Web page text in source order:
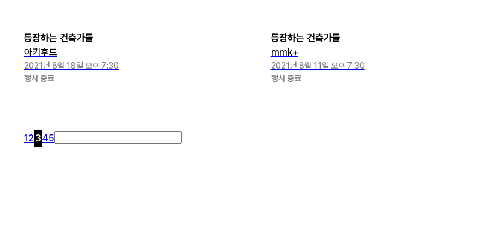
등장하는 건축가들
아키후드
2021년 8월 18일 오후 7:30
행사 종료
등장하는 건축가들
mmk+
2021년 8월 11일 오후 7:30
행사 종료
12 345